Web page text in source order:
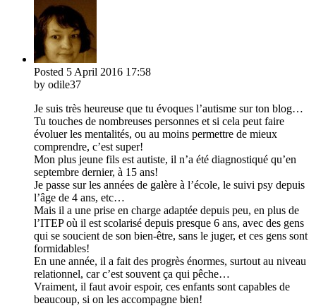
Posted 5 April 2016 17:58
by odile37
Je suis très heureuse que tu évoques l’autisme sur ton blog…
Tu touches de nombreuses personnes et si cela peut faire
évoluer les mentalités, ou au moins permettre de mieux
comprendre, c’est super!
Mon plus jeune fils est autiste, il n’a été diagnostiqué qu’en
septembre dernier, à 15 ans!
Je passe sur les années de galère à l’école, le suivi psy depuis
l’âge de 4 ans, etc…
Mais il a une prise en charge adaptée depuis peu, en plus de
l’ITEP où il est scolarisé depuis presque 6 ans, avec des gens
qui se soucient de son bien-être, sans le juger, et ces gens sont
formidables!
En une année, il a fait des progrès énormes, surtout au niveau
relationnel, car c’est souvent ça qui pêche…
Vraiment, il faut avoir espoir, ces enfants sont capables de
beaucoup, si on les accompagne bien!